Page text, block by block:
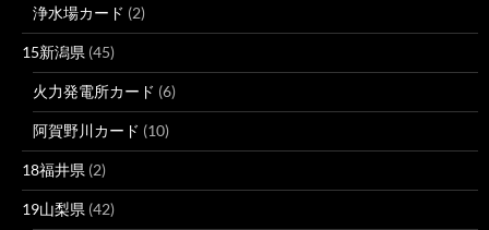
浄水場カード (2)
15新潟県 (45)
火力発電所カード (6)
阿賀野川カード (10)
18福井県 (2)
19山梨県 (42)